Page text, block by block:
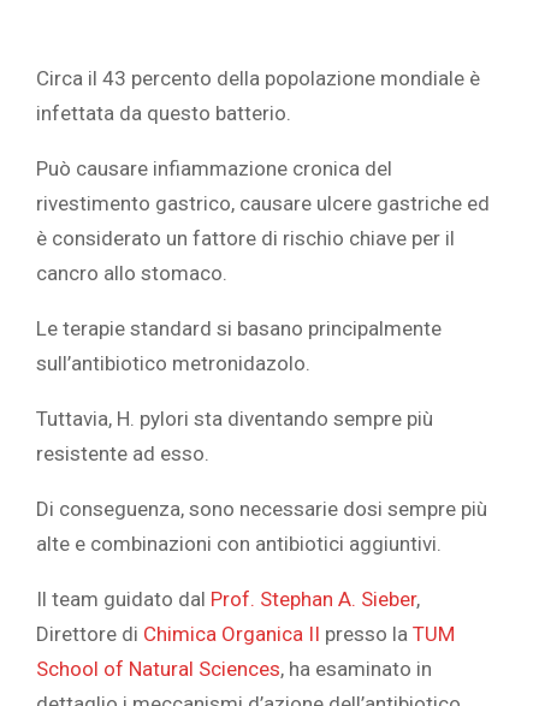
Circa il 43 percento della popolazione mondiale è
infettata da questo batterio.
Può causare infiammazione cronica del
rivestimento gastrico, causare ulcere gastriche ed
è considerato un fattore di rischio chiave per il
cancro allo stomaco.
Le terapie standard si basano principalmente
sull’antibiotico metronidazolo.
Tuttavia, H. pylori sta diventando sempre più
resistente ad esso.
Di conseguenza, sono necessarie dosi sempre più
alte e combinazioni con antibiotici aggiuntivi.
Il team guidato dal Prof. Stephan A. Sieber,
Direttore di Chimica Organica II presso la TUM
School of Natural Sciences, ha esaminato in